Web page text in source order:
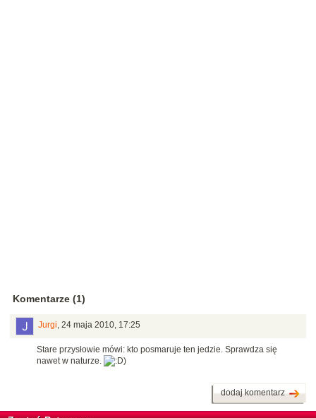
Komentarze (1)
Jurgi, 24 maja 2010, 17:25
Stare przysłowie mówi: kto posmaruje ten jedzie. Sprawdza się
nawet w naturze.
)
dodaj komentarz